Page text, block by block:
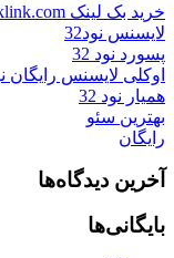
خرید بک لینک behtarinbacklink.com
لایسنس نود32
پسورد نود 32
اوکلی لایسنس رایگان نود
همیار نود 32
بهترین سئو
رایگان
آخرین دیدگاه‌ها
بایگانی‌ها